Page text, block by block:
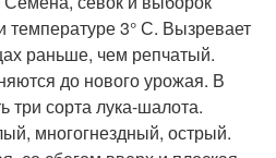
температуре 3° С. Вызревает
раньше, чем репчатый.
до нового урожая. В
три сорта лука-шалота.
многогнездный, острый.